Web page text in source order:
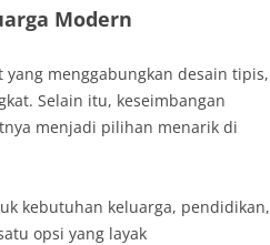
Modern
yang menggabungkan desain tipis,
Selain itu, keseimbangan
menjadi pilihan menarik di
kebutuhan keluarga, pendidikan,
opsi yang layak